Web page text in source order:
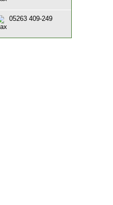
05263 409-249